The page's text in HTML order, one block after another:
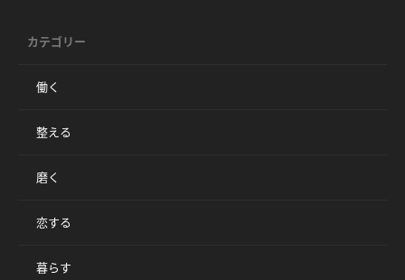
カテゴリー
働く
整える
磨く
恋する
暮らす